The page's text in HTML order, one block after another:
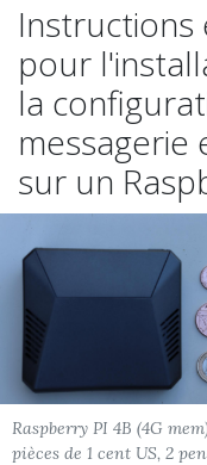
pour
la
messagerie
sur un
Raspberry PI 4B (4G
pièces de 1 cent US, 2